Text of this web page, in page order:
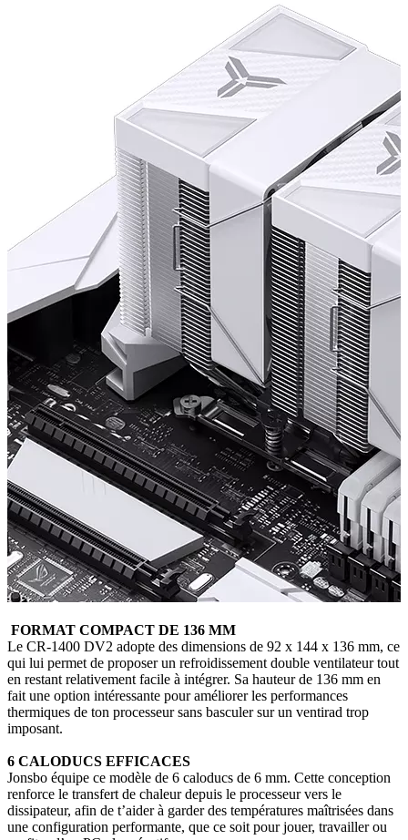
FORMAT COMPACT DE 136 MM
Le CR-1400 DV2 adopte des dimensions de 92 x 144 x 136 mm, ce
qui lui permet de proposer un refroidissement double ventilateur tout
en restant relativement facile à intégrer. Sa hauteur de 136 mm en
fait une option intéressante pour améliorer les performances
thermiques de ton processeur sans basculer sur un ventirad trop
imposant.
6 CALODUCS EFFICACES
Jonsbo équipe ce modèle de 6 caloducs de 6 mm. Cette conception
renforce le transfert de chaleur depuis le processeur vers le
dissipateur, afin de t’aider à garder des températures maîtrisées dans
une configuration performante, que ce soit pour jouer, travailler ou